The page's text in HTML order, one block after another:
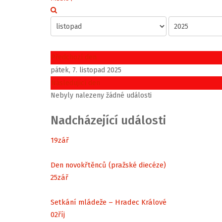
Předchozí den
pátek, 7. listopad 2025
Následující den
Nebyly nalezeny žádné události
Nadcházející události
19zář
Den novokřtěnců (pražské diecéze)
25zář
Setkání mládeže – Hradec Králové
02říj